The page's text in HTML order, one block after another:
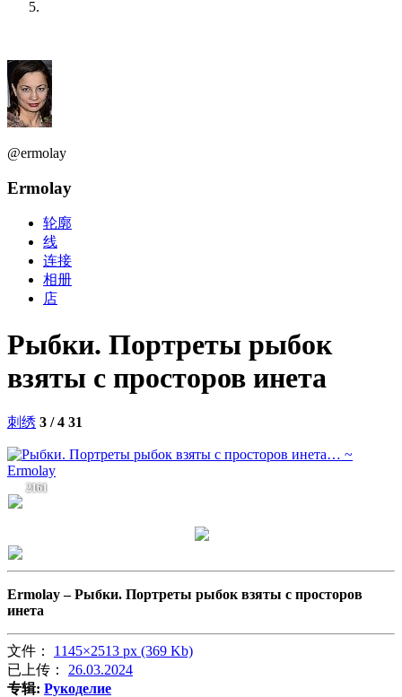
@ermolay
Ermolay
轮廓
线
连接
相册
店
Рыбки. Портреты рыбок
взяты с просторов инета
刺绣 3 / 4 31
2161
Ermolay –Рыбки. Портреты рыбок взяты с просторов
инета
文件： 1145×2513 px (369 Kb)
已上传： 26.03.2024
专辑: Рукоделие